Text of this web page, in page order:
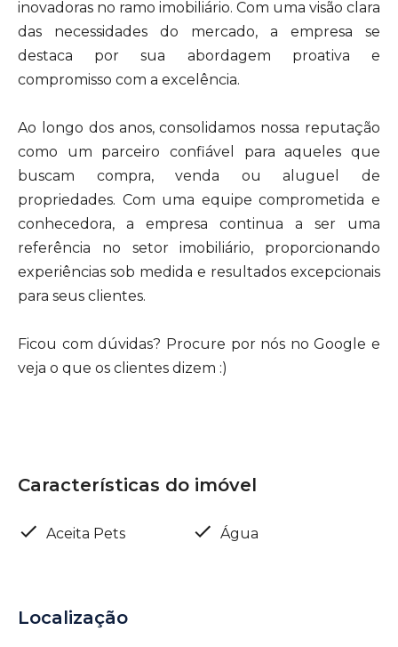
inovadoras no ramo imobiliário. Com uma visão clara
das necessidades do mercado, a empresa se
destaca por sua abordagem proativa e
compromisso com a excelência.
Ao longo dos anos, consolidamos nossa reputação
como um parceiro confiável para aqueles que
buscam compra, venda ou aluguel de
propriedades. Com uma equipe comprometida e
conhecedora, a empresa continua a ser uma
referência no setor imobiliário, proporcionando
experiências sob medida e resultados excepcionais
para seus clientes.
Ficou com dúvidas? Procure por nós no Google e
veja o que os clientes dizem :)
Características do imóvel
Aceita Pets Água
Localização